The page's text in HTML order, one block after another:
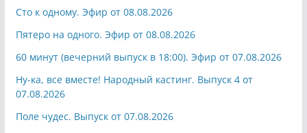
Сто к одному. Эфир от 08.08.2026
Пятеро на одного. Эфир от 08.08.2026
60 минут (вечерний выпуск в 18:00). Эфир от 07.08.2026
Ну-ка, все вместе! Народный кастинг. Выпуск 4 от
07.08.2026
Поле чудес. Выпуск от 07.08.2026